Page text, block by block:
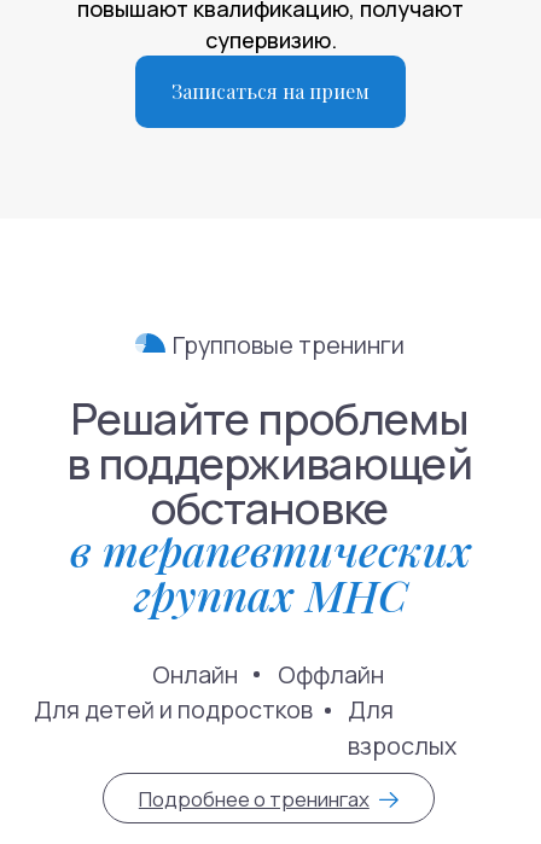
повышают квалификацию, получают
супервизию.
Записаться на прием
Психиатрия
Психотерапия